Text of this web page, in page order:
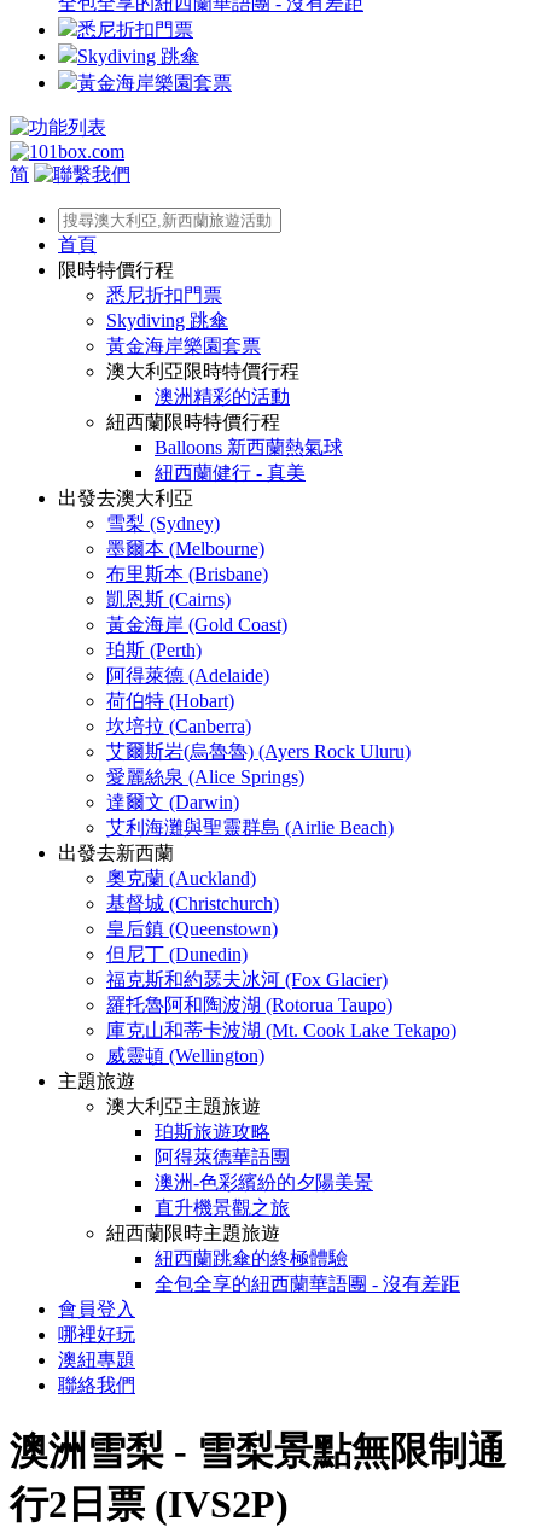
悉尼折扣門票
Skydiving 跳傘
黃金海岸樂園套票
简
首頁
限時特價行程
悉尼折扣門票
Skydiving 跳傘
黃金海岸樂園套票
澳大利亞限時特價行程
澳洲精彩的活動
紐西蘭限時特價行程
Balloons 新西蘭熱氣球
紐西蘭健行 - 真美
出發去澳大利亞
雪梨 (Sydney)
墨爾本 (Melbourne)
布里斯本 (Brisbane)
凱恩斯 (Cairns)
黃金海岸 (Gold Coast)
珀斯 (Perth)
阿得萊德 (Adelaide)
荷伯特 (Hobart)
坎培拉 (Canberra)
艾爾斯岩(烏魯魯) (Ayers Rock Uluru)
愛麗絲泉 (Alice Springs)
達爾文 (Darwin)
艾利海灘與聖靈群島 (Airlie Beach)
出發去新西蘭
奧克蘭 (Auckland)
基督城 (Christchurch)
皇后鎮 (Queenstown)
但尼丁 (Dunedin)
福克斯和約瑟夫冰河 (Fox Glacier)
羅托魯阿和陶波湖 (Rotorua Taupo)
庫克山和蒂卡波湖 (Mt. Cook Lake Tekapo)
威靈頓 (Wellington)
主題旅遊
澳大利亞主題旅遊
珀斯旅遊攻略
阿得萊德華語團
澳洲-色彩繽紛的夕陽美景
直升機景觀之旅
紐西蘭限時主題旅遊
紐西蘭跳傘的終極體驗
全包全享的紐西蘭華語團 - 沒有差距
會員登入
哪裡好玩
澳紐專題
聯絡我們
澳洲雪梨 - 雪梨景點無限制通
行2日票 (IVS2P)